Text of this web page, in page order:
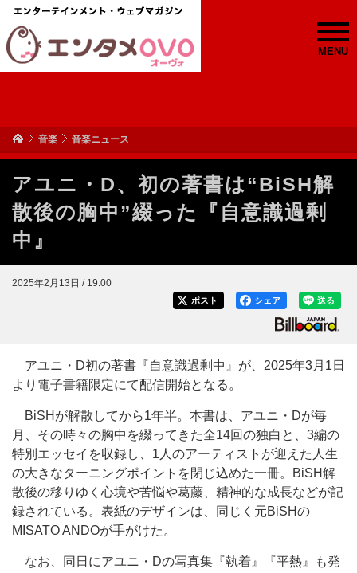
MENU
音楽 音楽ニュース
アユニ・D、初の著書は“BiSH解
散後の胸中”綴った『自意識過剰
中』
2025年2月13日 / 19:00
送る
シェア
ポスト
アユニ・D初の著書『自意識過剰中』が、2025年3月1日
より電子書籍限定にて配信開始となる。
BiSHが解散してから1年半。本書は、アユニ・Dが毎
月、その時々の胸中を綴ってきた全14回の独白と、3編の
特別エッセイを収録し、1人のアーティストが迎えた人生
の大きなターニングポイントを閉じ込めた一冊。BiSH解
散後の移りゆく心境や苦悩や葛藤、精神的な成長などが記
録されている。表紙のデザインは、同じく元BiSHの
MISATO ANDOが手がけた。
なお、同日にアユニ・Dの写真集『執着』『平熱』も発